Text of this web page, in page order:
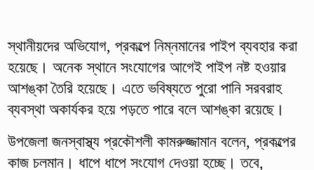
স্থানীয়দের অভিযোগ, প্রকল্পে নিম্নমানের পাইপ ব্যবহার করা
হয়েছে। অনেক স্থানে সংযোগের আগেই পাইপ নষ্ট হওয়ার
আশঙ্কা তৈরি হয়েছে। এতে ভবিষ্যতে পুরো পানি সরবরাহ
ব্যবস্থা অকার্যকর হয়ে পড়তে পারে বলে আশঙ্কা রয়েছে।
উপজেলা জনস্বাস্থ্য প্রকৌশলী কামরুজ্জামান বলেন, প্রকল্পের
কাজ চলমান। ধাপে ধাপে সংযোগ দেওয়া হচ্ছে। তবে,